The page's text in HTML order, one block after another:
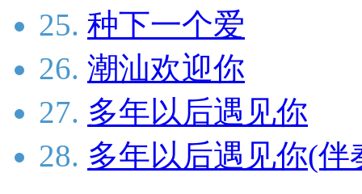
25. 种下一个爱
26. 潮汕欢迎你
27. 多年以后遇见你
28. 多年以后遇见你(伴